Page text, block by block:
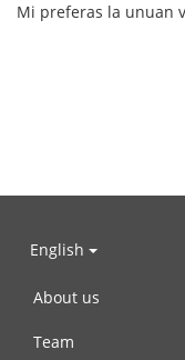
Mi preferas la unuan
English
About us
Team